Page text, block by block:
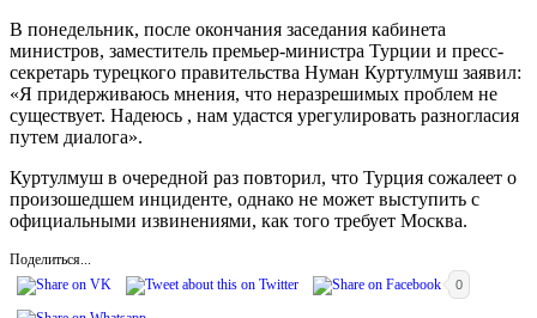
В понедельник, после окончания заседания кабинета
министров, заместитель премьер-министра Турции и пресс-
секретарь турецкого правительства Нуман Куртулмуш заявил:
«Я придерживаюсь мнения, что неразрешимых проблем не
существует. Надеюсь , нам удастся урегулировать разногласия
путем диалога».
Куртулмуш в очередной раз повторил, что Турция сожалеет о
произошедшем инциденте, однако не может выступить с
официальными извинениями, как того требует Москва.
Поделиться...
0